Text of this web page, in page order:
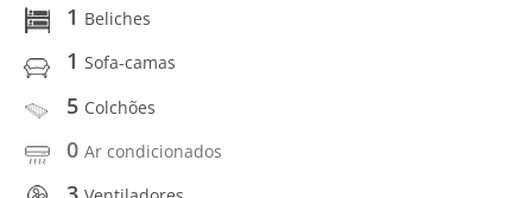
1 Beliches
1 Sofa-camas
5 Colchões
0 Ar condicionados